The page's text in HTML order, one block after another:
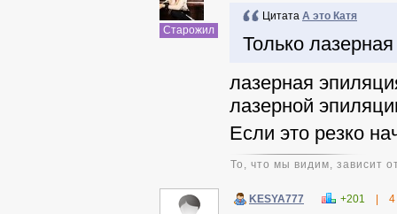
Старожил
Цитата А это Катя
Только
лазерная
лазерной
Если это резко
То, что мы видим, зависит
KESYA777 +201 4